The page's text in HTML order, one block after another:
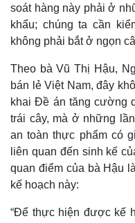
soát hàng này phải ở
khẩu; chúng ta cần
không phải bắt ở ngọn
Theo bà Vũ Thị Hậu,
bán lẻ Việt Nam, đây
khai Đề án tăng cường
trái cây, mà ở những
an toàn thực phẩm có
liên quan đến sinh kế
quan điểm của bà Hậu
kế hoạch này:
“Để thực hiện được kế